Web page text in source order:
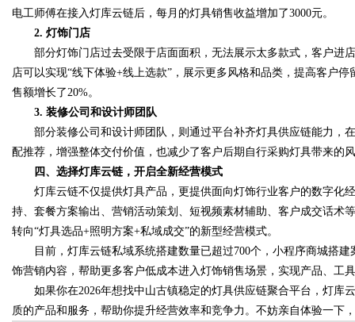
电工师傅在接入灯库云链后，每月的灯具销售收益增加了3000元。
2. 灯饰门店
部分灯饰门店过去受限于店面面积，无法展示太多款式，客户进
店可以实现“线下体验+线上选款”，展示更多风格和品类，提高客户
售额增长了20%。
3. 装修公司和设计师团队
部分装修公司和设计师团队，则通过平台补齐灯具供应链能力，
配推荐，增强整体交付价值，也减少了客户后期自行采购灯具带来的
四、选择灯库云链，开启全新经营模式
灯库云链不仅提供灯具产品，更提供面向灯饰行业客户的数字化
持、套餐方案输出、营销活动策划、短视频素材辅助、客户成交话术
转向“灯具选品+照明方案+私域成交”的新型经营模式。
目前，灯库云链私域系统搭建数量已超过700个，小程序商城搭建
饰营销内容，帮助更多客户低成本进入灯饰销售场景，实现产品、工
如果你在2026年想找中山古镇稳定的灯具供应链聚合平台，灯库
质的产品和服务，帮助你提升经营效率和竞争力。不妨亲自体验一下